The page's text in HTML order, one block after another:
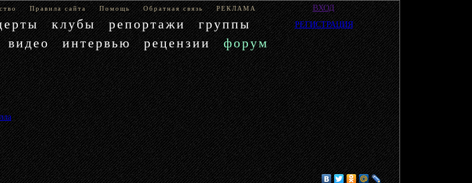
Правила сайта Помощь Обратная связь РЕКЛАМА
клубы репортажи
группы
видео интервью рецензии форум
ВХОД
РЕГИСТРАЦИЯ
»